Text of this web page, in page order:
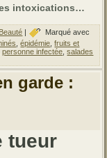
intoxications…
Marqué avec
,épidémie ,fruits et
,personne infectée ,salades
garde :
tueur